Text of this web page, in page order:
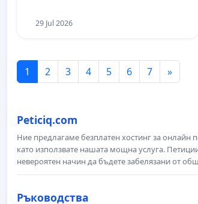
29 Jul 2026
1 2 3 4 5 6 7 »
Peticiq.com
Ние предлагаме безплатен хостинг за
като използвате нашата мощна услуга.
невероятен начин да бъдете забелязани от
Ръководства